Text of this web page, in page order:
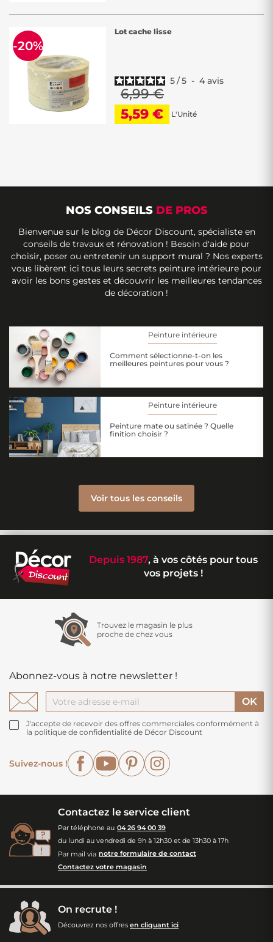
Lot cache lisse
5/5 - 4 avis
6,99 €
5,59 €
L'Unité
-20%
NOS CONSEILS DE PROS
Bienvenue sur le blog de Décor Discount, spécialiste en
conseils de travaux et rénovation ! Besoin d'aide pour
choisir, poser ou entretenir un support mural ? Nos experts
vous libèrent ici tous leurs secrets peinture intérieure pour
avoir les bons gestes et découvrir les meilleures tendances
de décoration !
Peinture intérieure
Comment sélectionne-t-on les
meilleures peintures pour vous ?
Peinture intérieure
Peinture mate ou satinée ? Quelle
finition choisir ?
Voir tous les conseils
Depuis 1987, à vos côtés pour tous
vos projets !
Trouvez le magasin le plus
proche de chez vous
Abonnez-vous à notre newsletter !
J'accepte de recevoir des offres commerciales conformément à
la politique de confidentialité de Décor Discount
Suivez-nous !
FacebookYouTubePinterest
Contactez le service client
Par téléphone au 04 26 94 00 39
du lundi au vendredi de 9h à 12h30 et de 13h30 à 17h
Par mail via notre formulaire de contact
Contactez votre magasin
On recrute !
Découvrez nos offres en cliquant ici